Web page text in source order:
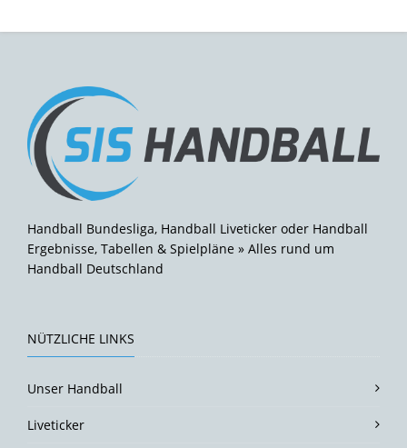
Handball Bundesliga, Handball Liveticker oder Handball
Ergebnisse, Tabellen & Spielpläne » Alles rund um
Handball Deutschland
NÜTZLICHE LINKS
Unser Handball
Liveticker